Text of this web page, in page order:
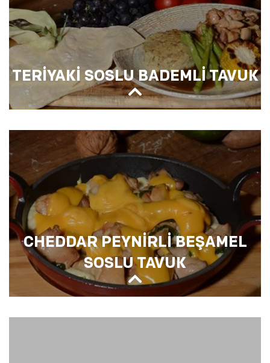
TERİYAKİ SOSLU BADEMLİ TAVUK
CHEDDAR PEYNİRLİ BEŞAMEL
SOSLU TAVUK